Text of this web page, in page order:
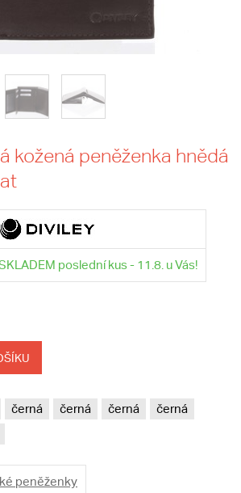
kožená peněženka hnědá
poslední kus - 11.8. u Vás!
černá černá černá
černá
peněženky